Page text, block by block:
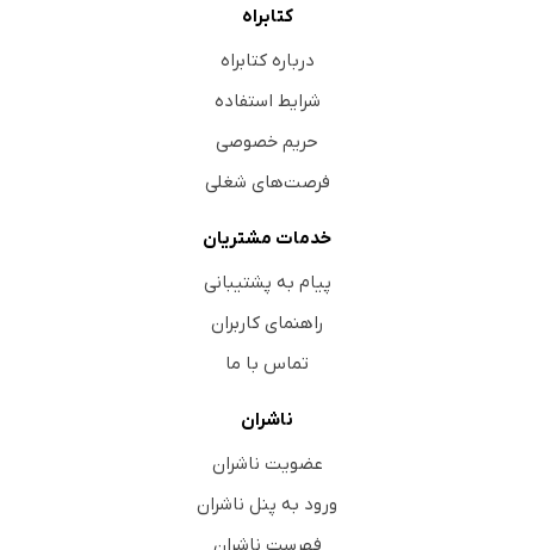
کتابراه
درباره کتابراه
شرایط استفاده
حریم خصوصی
فرصت‌های شغلی
خدمات مشتریان
پیام به پشتیبانی
راهنمای کاربران
تماس با ما
ناشران
عضویت ناشران
ورود به پنل ناشران